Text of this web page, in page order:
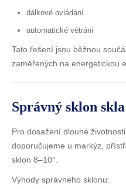
dálkové ovládání
automatické větrání
Tato řešení jsou běžnou
zaměřených na energetickou
Správný sklon skla
Pro dosažení dlouhé
doporučujeme u markýz,
sklon 8–10°.
Výhody správného sklonu: